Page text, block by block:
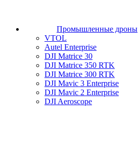
Промышленные дроны
VTOL
Autel Enterprise
DJI Matrice 30
DJI Matrice 350 RTK
DJI Matrice 300 RTK
DJI Mavic 3 Enterprise
DJI Mavic 2 Enterprise
DJI Aeroscope